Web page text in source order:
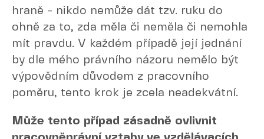
hraně - nikdo nemůže dát tzv. ruku do
ohně za to, zda měla či neměla či nemohla
mít pravdu. V každém případě její jednání
by dle mého právního názoru nemělo být
výpovědním důvodem z pracovního
poměru, tento krok je zcela neadekvátní.
Může tento případ zásadně ovlivnit